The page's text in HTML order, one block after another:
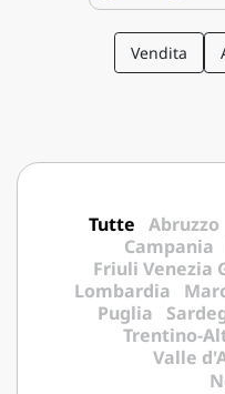
Vendita
Tutte Abruzzo
Campania
Friuli Venezia
Lombardia
Puglia
Trentino-
Valle